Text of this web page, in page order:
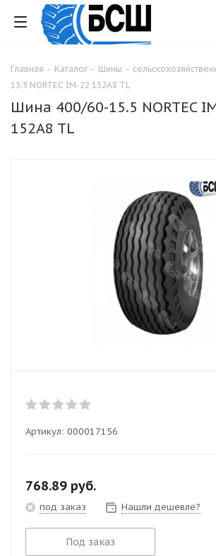
Главная - Каталог - Шины -
15.5 NORTEC IM-22 152A8 TL
Шина 400/60-15.5 NORTEC
152A8 TL
Артикул: 000017156
768.89 руб.
под заказ Нашли дешевле?
Под заказ